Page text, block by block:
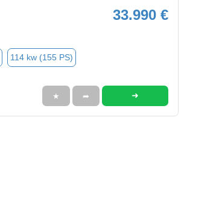
33.990 €
114 kw (155 PS)
★ ➦ ➜